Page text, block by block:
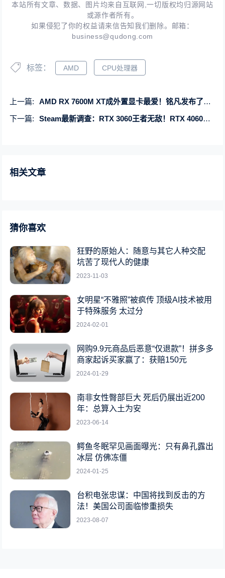
本站所有文章、数据、图片均来自互联网,一切版权均归源网站
或源作者所有。
如果侵犯了你的权益请来信告知我们删除。邮箱：
business@qudong.com
标签： AMD CPU处理器
上一篇:
AMD RX 7600M XT成外置显卡最爱！铭凡发布了今年第8款
下一篇:
Steam最新调查：RTX 3060王者无敌！RTX 4060移动版第二
相关文章
猜你喜欢
狂野的原始人：随意与其它人种交配
坑苦了现代人的健康
2023-11-03
女明星“不雅照”被疯传 顶级AI技术被用
于特殊服务 太过分
2024-02-01
网购9.9元商品后恶意“仅退款”！拼多多
商家起诉买家赢了：获赔150元
2024-01-29
南非女性臀部巨大 死后仍展出近200
年：总算入土为安
2023-06-14
鳄鱼冬眠罕见画面曝光：只有鼻孔露出
冰层 仿佛冻僵
2024-01-25
台积电张忠谋：中国将找到反击的方
法！美国公司面临惨重损失
2023-08-07